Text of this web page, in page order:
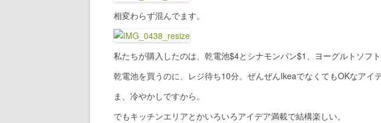
相変わらず混んでます。
私たちが購入したのは、乾電池$4とシナモンバン$1、ヨーグルトソフト
乾電池を買うのに、レジ待ち10分。ぜんぜんIkeaでなくてもOKなアイテ
ま、冷やかしですから。
でもキッチンエリアとかいろいろアイデア満載で結構楽しい。